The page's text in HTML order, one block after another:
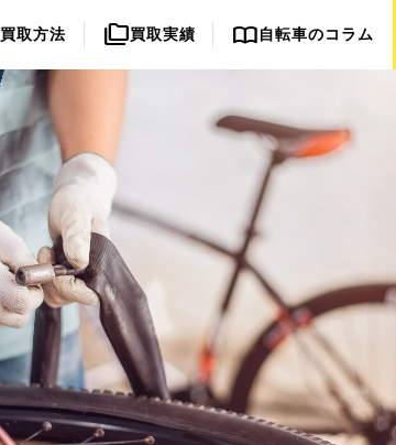
買取方法 folder_copy買取実績 import_contacts自転車のコラム